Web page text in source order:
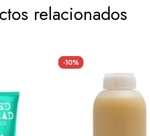
relacionados
-10%